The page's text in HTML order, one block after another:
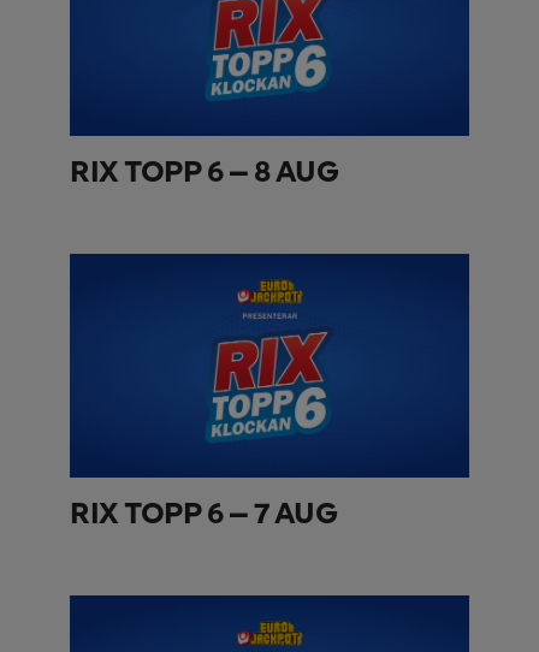
RIX TOPP 6 – 8 AUG
RIX TOPP 6 – 7 AUG